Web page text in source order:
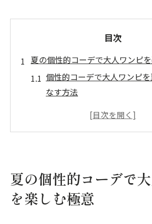
目次
夏の個性的コーデで大人ワンピ
個性的コーデで大人ワンピ
なす方法
夏ワンピを個性的コーデで楽
大人に似合う個性的コーデ
上げ
夏の大人かわいい個性的コー
夏の個性的コーデで
を楽しむ極意